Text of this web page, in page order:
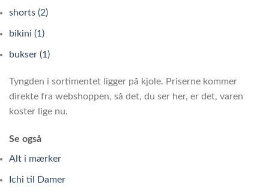
shorts (2)
bikini (1)
bukser (1)
Tyngden i sortimentet ligger på kjole. Priserne kommer
direkte fra webshoppen, så det, du ser her, er det, varen
koster lige nu.
Se også
Alt i mærker
Ichi til Damer